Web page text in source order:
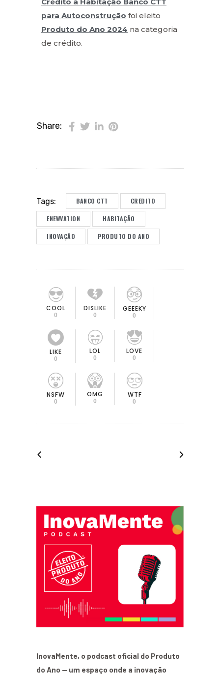
para Autoconstrução foi eleito
Produto do Ano 2024 na categoria
de crédito.
Share:
Tags: BANCO CTT CREDITO
ENEWVATION HABITAÇÃO
INOVAÇÃO PRODUTO DO ANO
COOL
0
DISLIKE
0
GEEEKY
0
LIKE
0
LOL
0
LOVE
0
NSFW
0
OMG
0
WTF
0
InovaMente, o podcast oficial do Produto
do Ano — um espaço onde a inovação